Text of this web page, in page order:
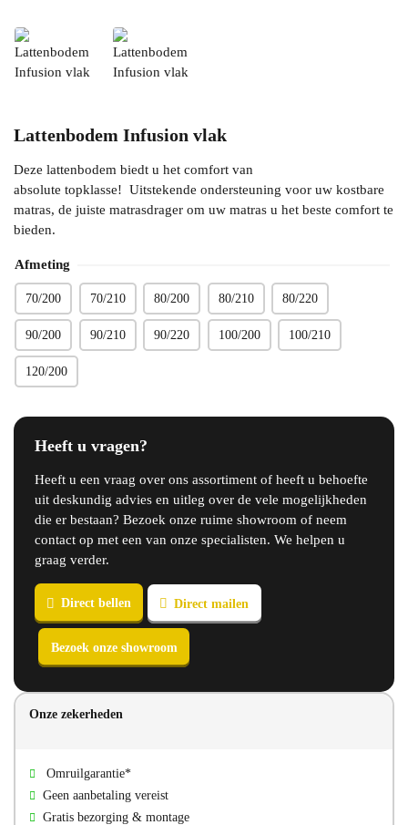
Lattenbodem Infusion vlak
Deze lattenbodem biedt u het comfort van
absolute topklasse! Uitstekende ondersteuning voor uw kostbare
matras, de juiste matrasdrager om uw matras u het beste comfort te
bieden.
Afmeting
70/200 70/210 80/200 80/210 80/220
90/200 90/210 90/220 100/200 100/210
120/200
Heeft u vragen?
Heeft u een vraag over ons assortiment of heeft u behoefte
uit deskundig advies en uitleg over de vele mogelijkheden
die er bestaan? Bezoek onze ruime showroom of neem
contact op met een van onze specialisten. We helpen u
graag verder.
Direct bellen
Bezoek onze showroom
Onze zekerheden
Omruilgarantie*
Geen aanbetaling vereist
Gratis bezorging & montage